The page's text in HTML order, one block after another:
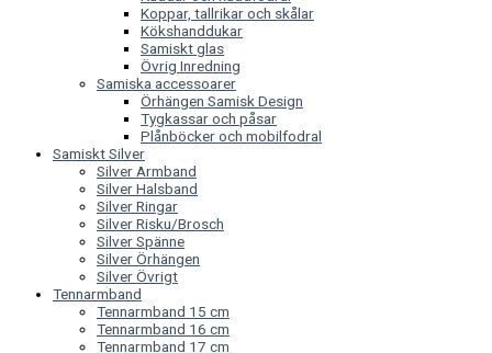
Koppar, tallrikar och skålar
Kökshanddukar
Samiskt glas
Övrig Inredning
Samiska accessoarer
Örhängen Samisk Design
Tygkassar och påsar
Plånböcker och mobilfodral
Samiskt Silver
Silver Armband
Silver Halsband
Silver Ringar
Silver Risku/Brosch
Silver Spänne
Silver Örhängen
Silver Övrigt
Tennarmband
Tennarmband 15 cm
Tennarmband 16 cm
Tennarmband 17 cm